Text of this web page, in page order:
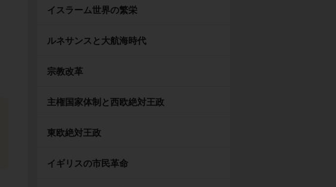
イスラーム世界の繁栄
ルネサンスと大航海時代
宗教改革
主権国家体制と西欧絶対王政
東欧絶対王政
イギリスの市民革命